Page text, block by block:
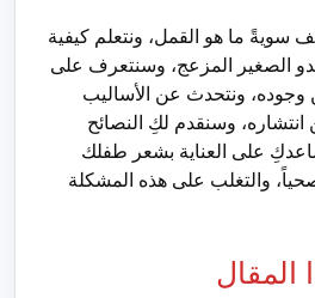
ما هو القمل، ونتعلم كيفية
الصغير المزعج، وسنتعرف على
ونتحدث عن الأساليب
انتشاره، وسنقدم لكِ النصائح
على العناية بشعر طفلك
والتغلب على هذه المشكلة